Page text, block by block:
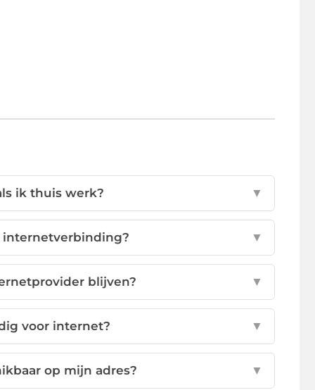
ik thuis werk? ▼
internetverbinding? ▼
blijven? ▼
voor internet? ▼
op mijn adres? ▼